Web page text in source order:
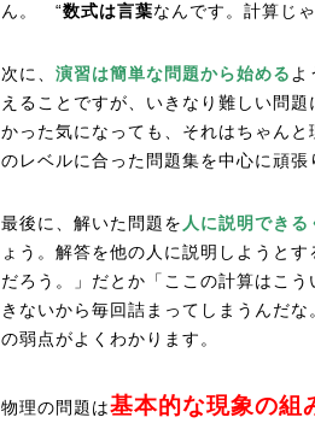
ん。 “数式は言葉なんです。計算じ
次に、 演習は簡単な問題から始める よ
えることですが、いきなり難しい問
かった気になっても、それはちゃん
のレベルに合った問題集を中心に頑張
最後に、解いた問題を 人に説明でき
ょう。解答を他の人に説明しようと
だろう。」だとか「ここの計算はこ
きないから毎回詰まってしまうんだ
の弱点がよくわかります。
物理の問題は基本的な現象の組